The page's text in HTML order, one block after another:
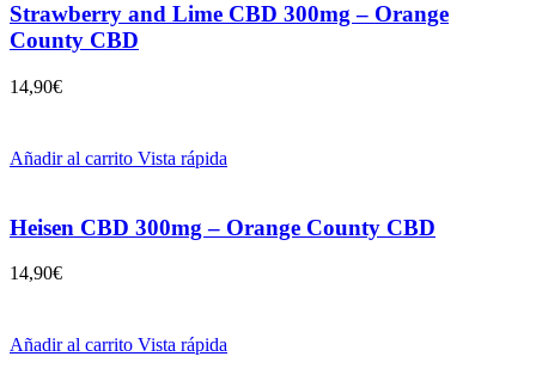
Strawberry and Lime CBD 300mg – Orange
County CBD
14,90€
Añadir al carrito Vista rápida
Heisen CBD 300mg – Orange County CBD
14,90€
Añadir al carrito Vista rápida